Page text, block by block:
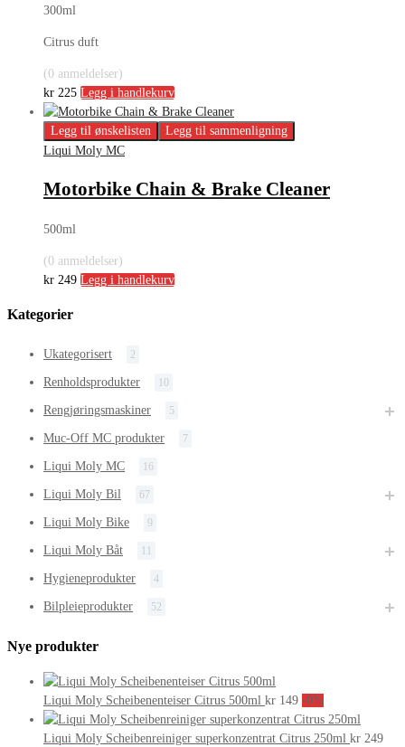
300ml
Citrus duft
(0 anmeldelser)
kr 225 Legg i handlekurv
Legg til ønskelisten
Legg til sammenligning
Liqui Moly MC
Motorbike Chain & Brake Cleaner
500ml
(0 anmeldelser)
kr 249 Legg i handlekurv
Kategorier
Ukategorisert 2
Renholdsprodukter 10
Rengjøringsmaskiner 5
Muc-Off MC produkter 7
Liqui Moly MC 16
Liqui Moly Bil 67
Liqui Moly Bike 9
Liqui Moly Båt
Hygieneprodukter 4
Bilpleieprodukter 52
Nye produkter
Liqui Moly Scheibenenteiser Citrus 500ml kr 149 -0%
Liqui Moly Scheibenreiniger superkonzentrat Citrus 250ml kr 249